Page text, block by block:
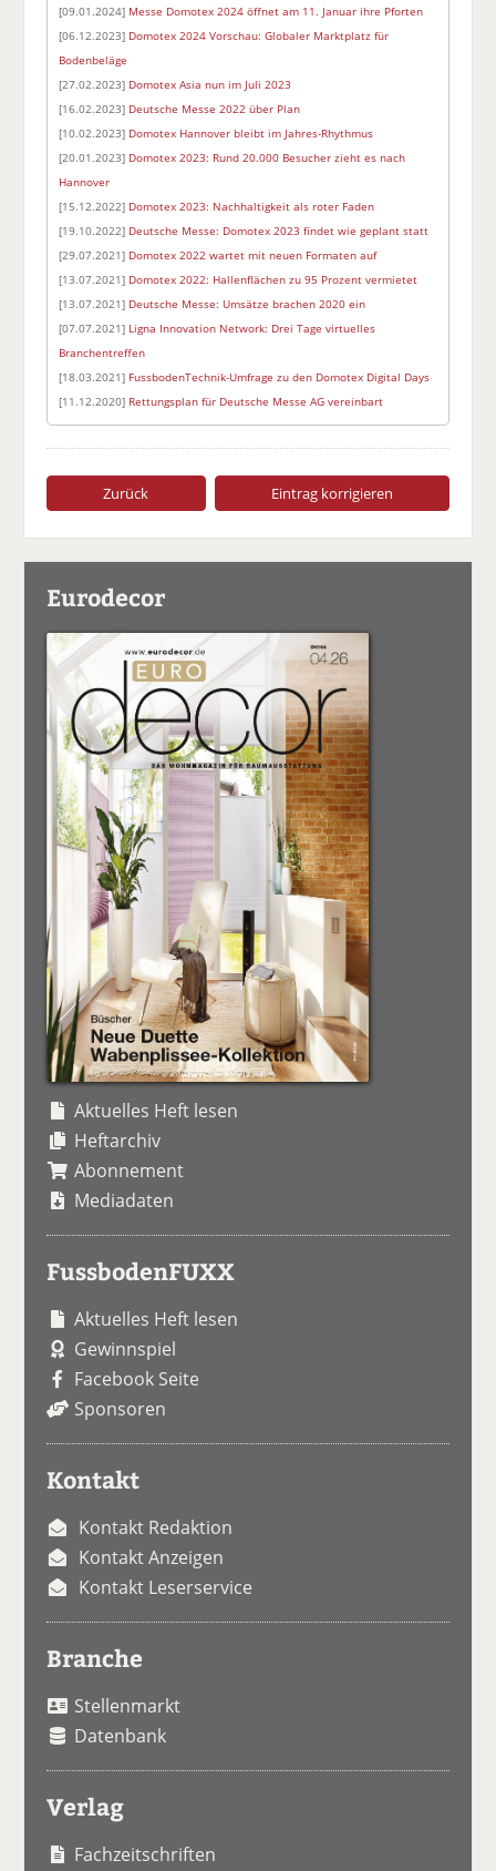
[09.01.2024] Messe Domotex 2024 öffnet am 11. Januar ihre Pforten
[06.12.2023] Domotex 2024 Vorschau: Globaler Marktplatz für
Bodenbeläge
[27.02.2023] Domotex Asia nun im Juli 2023
[16.02.2023] Deutsche Messe 2022 über Plan
[10.02.2023] Domotex Hannover bleibt im Jahres-Rhythmus
[20.01.2023] Domotex 2023: Rund 20.000 Besucher zieht es nach
Hannover
[15.12.2022] Domotex 2023: Nachhaltigkeit als roter Faden
[19.10.2022] Deutsche Messe: Domotex 2023 findet wie geplant statt
[29.07.2021] Domotex 2022 wartet mit neuen Formaten auf
[13.07.2021] Domotex 2022: Hallenflächen zu 95 Prozent vermietet
[13.07.2021] Deutsche Messe: Umsätze brachen 2020 ein
[07.07.2021] Ligna Innovation Network: Drei Tage virtuelles
Branchentreffen
[18.03.2021] FussbodenTechnik-Umfrage zu den Domotex Digital Days
[11.12.2020] Rettungsplan für Deutsche Messe AG vereinbart
Zurück Eintrag korrigieren
Eurodecor
Aktuelles Heft lesen
Heftarchiv
Abonnement
Mediadaten
FussbodenFUXX
Aktuelles Heft lesen
Gewinnspiel
Facebook Seite
Sponsoren
Kontakt
Kontakt Redaktion
Kontakt Anzeigen
Kontakt Leserservice
Branche
Stellenmarkt
Datenbank
Verlag
Fachzeitschriften